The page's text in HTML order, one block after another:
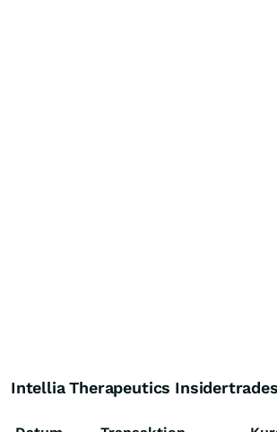
Intellia Therapeutics Insidertrades